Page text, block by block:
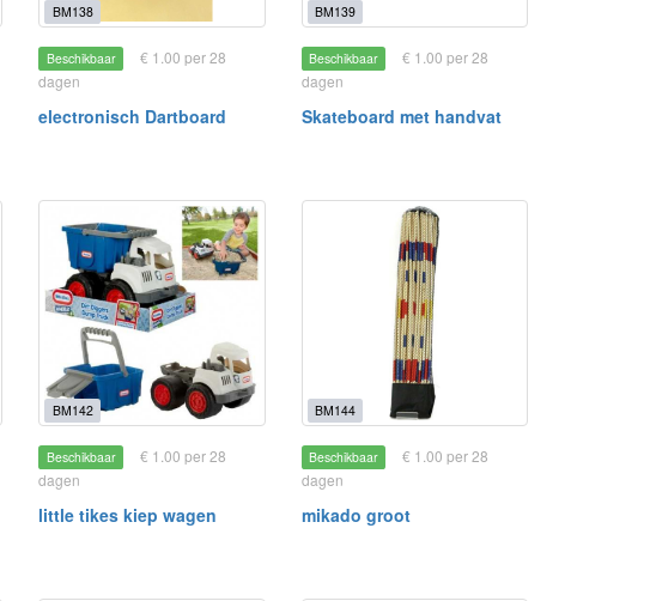
BM138
Beschikbaar
€ 1.00 per 28
dagen
electronisch Dartboard
BM139
Beschikbaar
€ 1.00 per 28
dagen
Skateboard met handvat
BM142
Beschikbaar
€ 1.00 per 28
dagen
little tikes kiep wagen
BM144
Beschikbaar
€ 1.00 per 28
dagen
mikado groot